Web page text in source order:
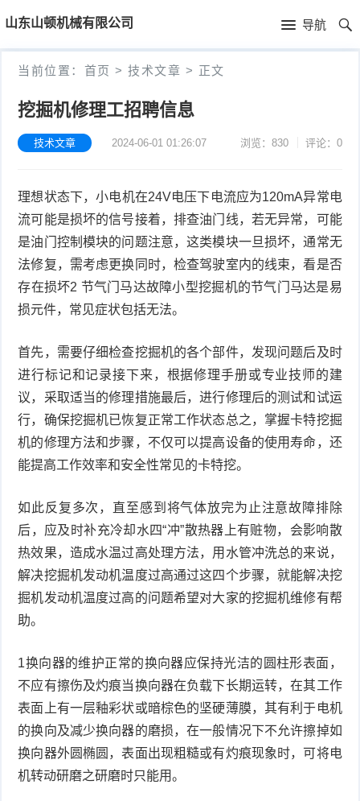
山东山顿机械有限公司 导航
首
页
首
当前位置： 首页 > 技术文章 > 正文
挖掘机修理工招聘信息
技术文章 2024-06-01 01:26:07 浏览：830 评论：0
理想状态下，小电机在24V电压下电流应为120mA异常电
流可能是损坏的信号接着，排查油门线，若无异常，可能
是油门控制模块的问题注意，这类模块一旦损坏，通常无
法修复，需考虑更换同时，检查驾驶室内的线束，看是否
存在损坏2 节气门马达故障小型挖掘机的节气门马达是易
损元件，常见症状包括无法。
首先，需要仔细检查挖掘机的各个部件，发现问题后及时
进行标记和记录接下来，根据修理手册或专业技师的建
议，采取适当的修理措施最后，进行修理后的测试和试运
行，确保挖掘机已恢复正常工作状态总之，掌握卡特挖掘
机的修理方法和步骤，不仅可以提高设备的使用寿命，还
能提高工作效率和安全性常见的卡特挖。
如此反复多次，直至感到将气体放完为止注意故障排除
后，应及时补充冷却水四“冲”散热器上有赃物，会影响散
热效果，造成水温过高处理方法，用水管冲洗总的来说，
解决挖掘机发动机温度过高通过这四个步骤，就能解决挖
掘机发动机温度过高的问题希望对大家的挖掘机维修有帮
助。
1换向器的维护正常的换向器应保持光洁的圆柱形表面，
不应有擦伤及灼痕当换向器在负载下长期运转，在其工作
表面上有一层釉彩状或暗棕色的坚硬薄膜，其有利于电机
的换向及减少换向器的磨损，在一般情况下不允许擦掉如
换向器外圆椭圆，表面出现粗糙或有灼痕现象时，可将电
机转动研磨之研磨时只能用。